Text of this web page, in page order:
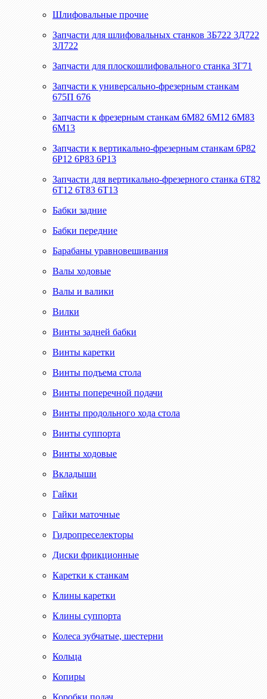
Шлифовальные прочие
Запчасти для шлифовальных станков 3Б722 3Д722
3Л722
Запчасти для плоскошлифовального станка 3Г71
Запчасти к универсально-фрезерным станкам
675П 676
Запчасти к фрезерным станкам 6М82 6М12 6М83
6М13
Запчасти к вертикально-фрезерным станкам 6Р82
6Р12 6Р83 6Р13
Запчасти для вертикально-фрезерного станка 6Т82
6Т12 6Т83 6Т13
Бабки задние
Бабки передние
Барабаны уравновешивания
Валы ходовые
Валы и валики
Вилки
Винты задней бабки
Винты каретки
Винты подъема стола
Винты поперечной подачи
Винты продольного хода стола
Винты суппорта
Винты ходовые
Вкладыши
Гайки
Гайки маточные
Гидропреселекторы
Диски фрикционные
Каретки к станкам
Клины каретки
Клины суппорта
Колеса зубчатые, шестерни
Кольца
Копиры
Коробки подач